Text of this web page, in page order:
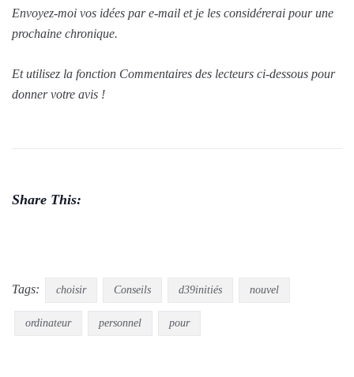
Envoyez-moi vos idées par e-mail et je les considérerai pour une
prochaine chronique.
Et utilisez la fonction Commentaires des lecteurs ci-dessous pour
donner votre avis !
Share This:
Tags: choisir Conseils d39initiés nouvel
ordinateur personnel pour